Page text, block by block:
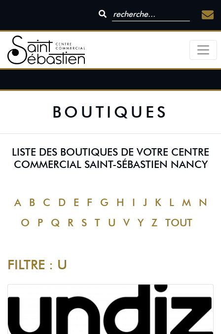
BOUTIQUES
LISTE DES BOUTIQUES DE VOTRE CENTRE
COMMERCIAL SAINT-SÉBASTIEN NANCY
A B C D E F G H I J K L M
N
O
P Q R S T U V Y Z TOUT
FILTRE : U